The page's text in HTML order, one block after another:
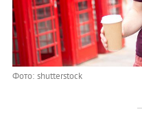
Фото: shutterstock